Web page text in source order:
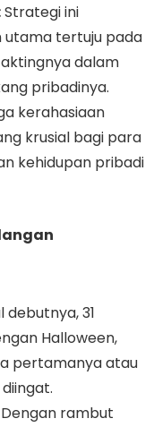
Strategi ini
tertuju pada
dalam
pribadinya.
kerahasiaan
krusial bagi para
kehidupan pribadi
debutnya, 31
Halloween,
pertamanya atau
Dengan rambut